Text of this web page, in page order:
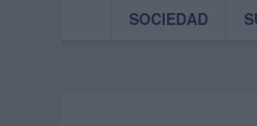
SOCIEDAD